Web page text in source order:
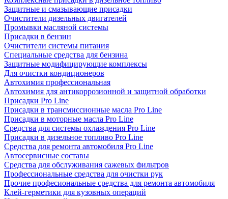
Защитные и смазывающие присадки
Очистители дизельных двигателей
Промывки масляной системы
Присадки в бензин
Очистители системы питания
Специальные срeдства для бензина
Защитные модифицирующие комплексы
Для очистки кондиционеров
Автохимия профессиональная
Автохимия для антикоррозионной и защитной обработки
Присадки Pro Line
Присадки в трансмиссионные масла Pro Line
Присадки в моторные масла Pro Line
Средства для системы охлаждения Pro Line
Присадки в дизельное топливо Pro Line
Средства для ремонта автомобиля Pro Line
Автосервисные составы
Средства для обслуживания сажевых фильтров
Профессиональные средства для очистки рук
Прочие професиональные средства для ремонта автомобиля
Клей-герметики для кузовных операций